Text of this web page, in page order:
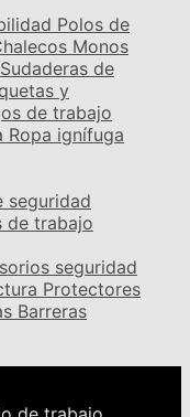
Polos de
Monos
Sudaderas de
y
de trabajo
Ropa ignífuga
seguridad
de trabajo
seguridad
Protectores
Barreras